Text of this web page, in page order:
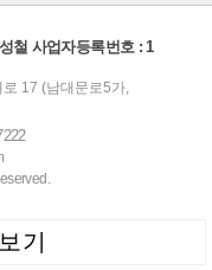
철 사업자등록번호 : 1
17 (남대문로5가,
기